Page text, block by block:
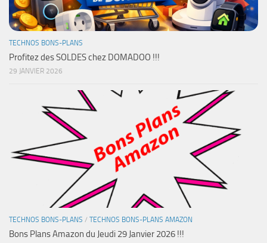
TECHNOS BONS-PLANS
Profitez des SOLDES chez DOMADOO !!!
29 JANVIER 2026
TECHNOS BONS-PLANS / TECHNOS BONS-PLANS AMAZON
Bons Plans Amazon du Jeudi 29 Janvier 2026 !!!